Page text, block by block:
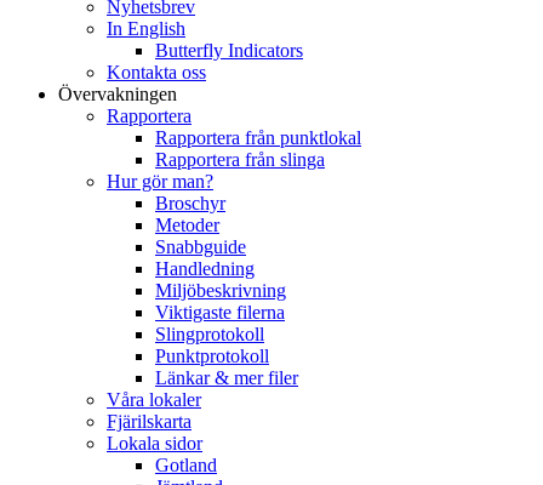
Nyhetsbrev
In English
Butterfly Indicators
Kontakta oss
Övervakningen
Rapportera
Rapportera från punktlokal
Rapportera från slinga
Hur gör man?
Broschyr
Metoder
Snabbguide
Handledning
Miljöbeskrivning
Viktigaste filerna
Slingprotokoll
Punktprotokoll
Länkar & mer filer
Våra lokaler
Fjärilskarta
Lokala sidor
Gotland